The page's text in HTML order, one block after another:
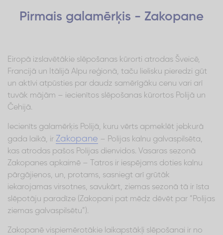
Pirmais galamērķis - Zakopane
Eiropā izslavētākie slēpošanas kūrorti atrodas Šveicē,
Francijā un Itālijā Alpu reģionā, taču lielisku pieredzi gūt
un aktīvi atpūsties par daudz samērīgāku cenu vari arī
tuvāk mājām – iecienītos slēpošanas kūrortos Polijā un
Čehijā.
Iecienīts galamērķis Polijā, kuru vērts apmeklēt jebkurā
gada laikā, ir Zakopane – Polijas kalnu galvaspilsēta,
kas atrodas pašos Polijas dienvidos. Vasaras sezonā
Zakopanes apkaimē – Tatros ir iespējams doties kalnu
pārgājienos, un, protams, sasniegt arī grūtāk
iekarojamas virsotnes, savukārt, ziemas sezonā tā ir īsta
slēpotāju paradīze (Zakopani pat mēdz dēvēt par “Polijas
ziemas galvaspilsētu”).
Zakopanē vispiemērotākie laikapstākļi slēpošanai ir no